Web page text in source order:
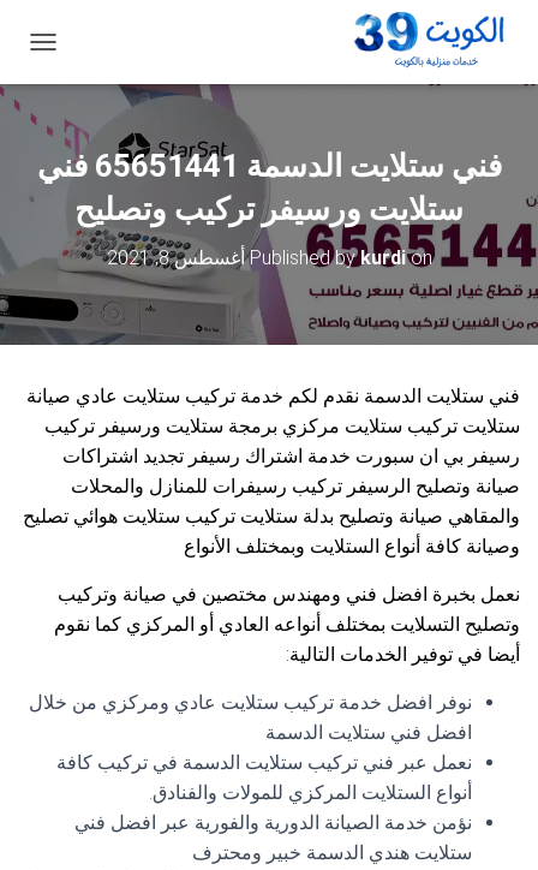
ب
ي
ا
ل
فني ستلايت الدسمة 65651441 فني
ستلايت ورسيفر تركيب وتصليح
Published bykurdion أغسطس 8, 2021
فني ستلايت الدسمة نقدم لكم خدمة تركيب ستلايت عادي صيانة
ستلايت تركيب ستلايت مركزي برمجة ستلايت ورسيفر تركيب
رسيفر بي ان سبورت خدمة اشتراك رسيفر تجديد اشتراكات
صيانة وتصليح الرسيفر تركيب رسيفرات للمنازل والمحلات
والمقاهي صيانة وتصليح بدلة ستلايت تركيب ستلايت هوائي تصليح
وصيانة كافة أنواع الستلايت وبمختلف الأنواع
نعمل بخبرة افضل فني ومهندس مختصين في صيانة وتركيب
وتصليح التسلايت بمختلف أنواعه العادي أو المركزي كما نقوم
أيضا في توفير الخدمات التالية:
نوفر افضل خدمة تركيب ستلايت عادي ومركزي من خلال
افضل فني ستلايت الدسمة
نعمل عبر فني تركيب ستلايت الدسمة في تركيب كافة
أنواع الستلايت المركزي للمولات والفنادق.
نؤمن خدمة الصيانة الدورية والفورية عبر افضل فني
ستلايت هندي الدسمة خبير ومحترف